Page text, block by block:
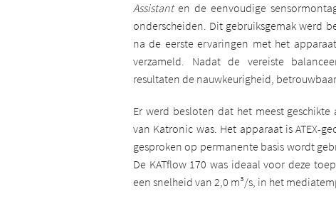
Assistanten de eenvoudige
onderscheiden. Dit gebruiksgemak werd
na de eerste ervaringen met het
verzameld. Nadat de vereiste
resultaten de nauwkeurigheid,
Er werd besloten dat het meest
van Katronic was. Het apparaat is ATEX-
gesproken op permanente basis wordt
De KATflow 170 was ideaal voor deze
een snelheid van 2,0 m³/s, in het